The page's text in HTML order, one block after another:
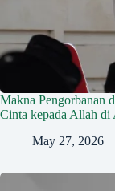
Makna Pengorbanan
Cinta kepada Allah di
May 27, 2026